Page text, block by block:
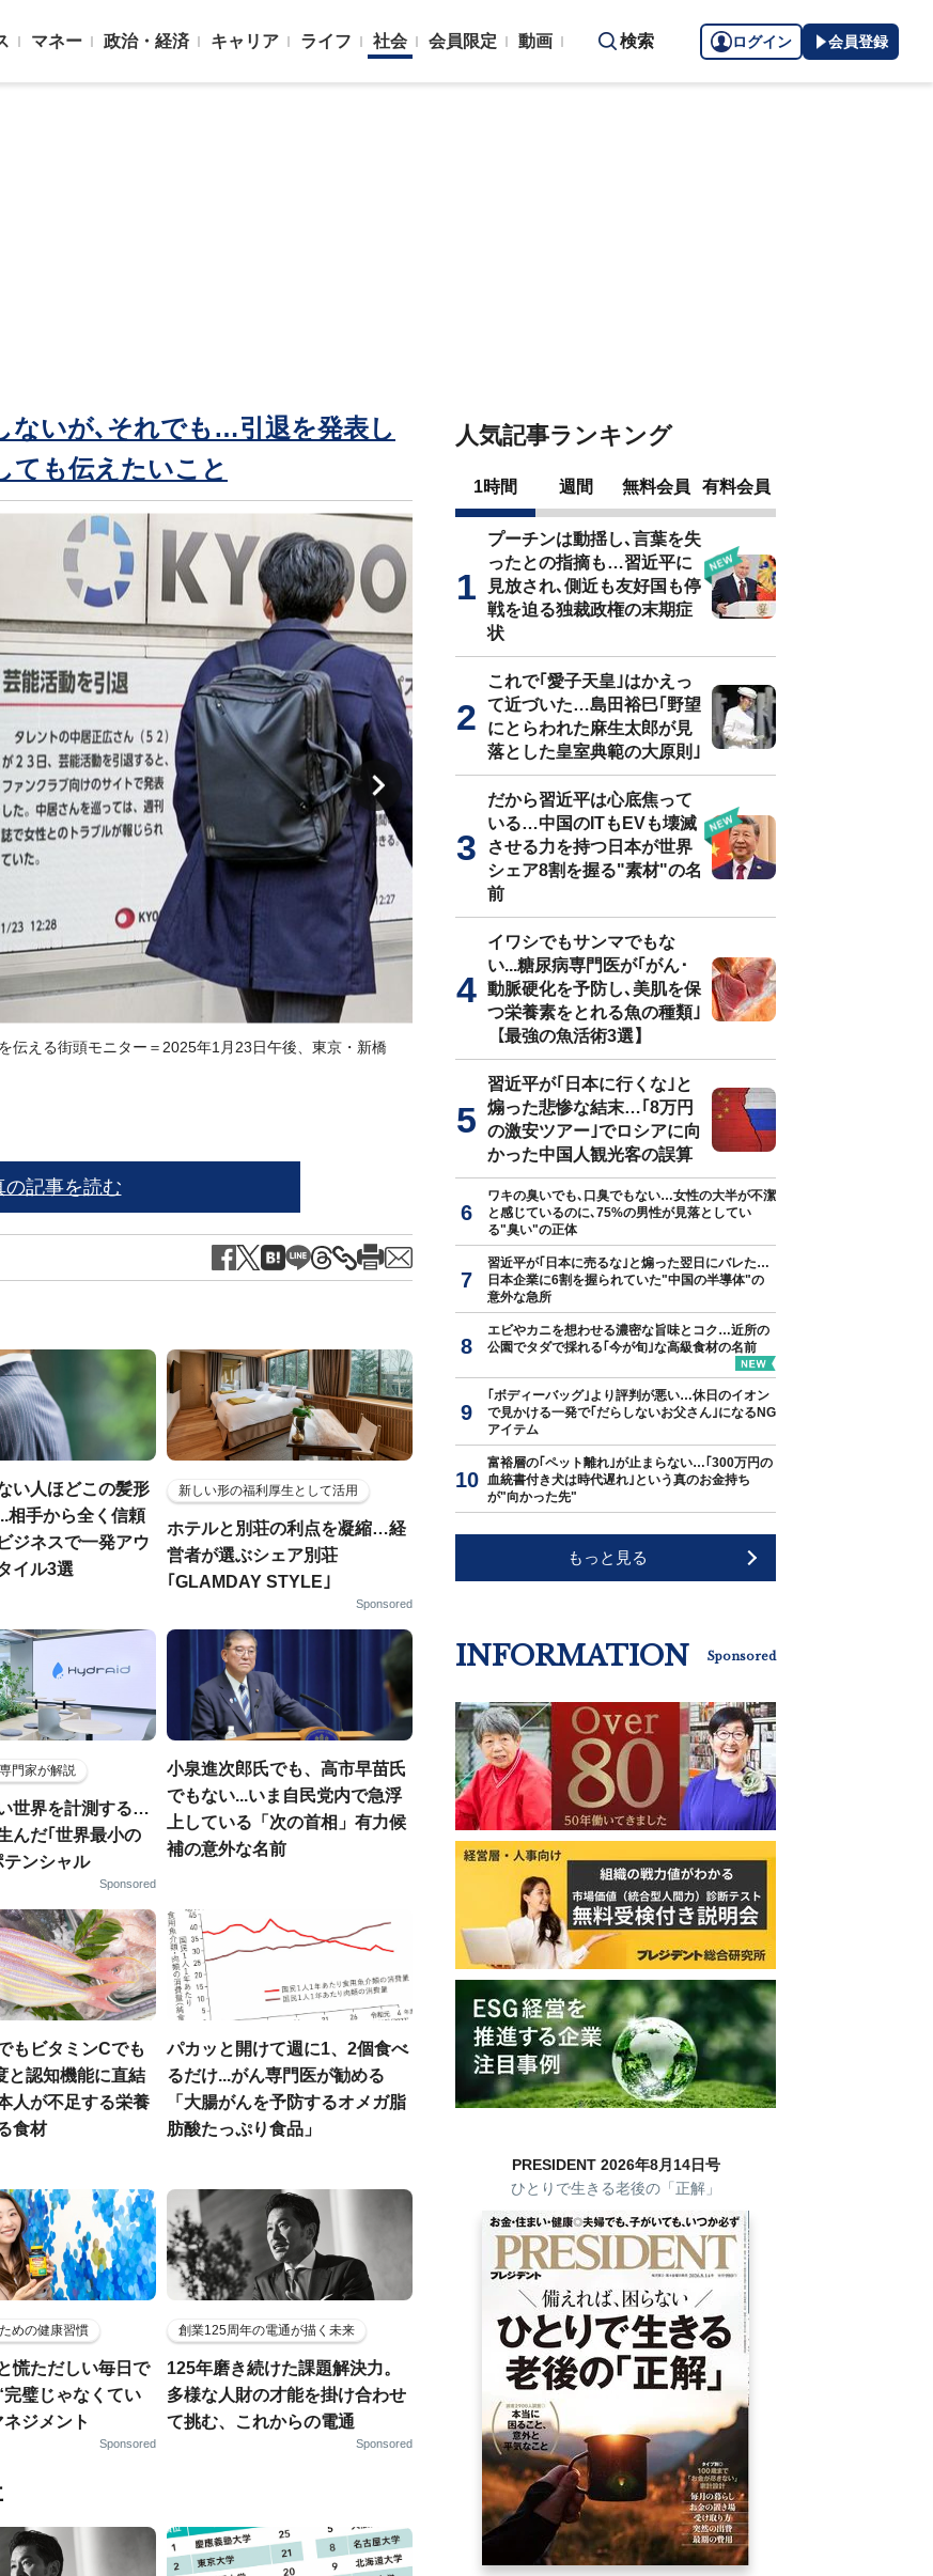
マネー 政治・経済 キャリア ライフ 社会 会員限定 動画 検索 ログイン 会員登録
ないが､それでも…引退を発表し
ても伝えたいこと
伝える街頭モニター＝2025年1月23日午後、東京・新橋 ※写真はイメージです
の記事を読む
い人ほどこの髪形
相手から全く信頼
ジネスで一発アウ
イル3選
新しい形の福利厚生として活用
ホテルと別荘の利点を凝縮…経
営者が選ぶシェア別荘
｢GLAMDAY STYLE｣
Sponsored
門家が解説
世界を計測する…
んだ｢世界最小の
テンシャル
Sponsored
小泉進次郎氏でも、高市早苗氏
でもない...いま自民党内で急浮
上している「次の首相」有力候
補の意外な名前
もビタミンCでも
と認知機能に直結
人が不足する栄養
食材
パカッと開けて週に1、2個食べ
るだけ...がん専門医が勧める
「大腸がんを予防するオメガ脂
肪酸たっぷり食品」
めの健康習慣
慌ただしい毎日で
完璧じゃなくてい
ジメント
Sponsored
創業125周年の電通が描く未来
125年磨き続けた課題解決力。
多様な人財の才能を掛け合わせ
て挑む、これからの電通
Sponsored
人気記事ランキング
1時間 週間 無料会員 有料会員
プーチンは動揺し､言葉を失
ったとの指摘も…習近平に
見放され､側近も友好国も停
戦を迫る独裁政権の末期症
状
これで｢愛子天皇｣はかえっ
て近づいた…島田裕巳｢野望
にとらわれた麻生太郎が見
落とした皇室典範の大原則｣
だから習近平は心底焦って
いる…中国のITもEVも壊滅
させる力を持つ日本が世界
シェア8割を握る"素材"の名
前
イワシでもサンマでもな
い...糖尿病専門医が｢がん･
動脈硬化を予防し､美肌を保
つ栄養素をとれる魚の種類｣
【最強の魚活術3選】
習近平が｢日本に行くな｣と
煽った悲惨な結末…｢8万円
の激安ツアー｣でロシアに向
かった中国人観光客の誤算
ワキの臭いでも､口臭でもない…女性の大半が不潔
と感じているのに､75%の男性が見落としてい
る"臭い"の正体
習近平が｢日本に売るな｣と煽った翌日にバレた…
日本企業に6割を握られていた"中国の半導体"の
意外な急所
エビやカニを想わせる濃密な旨味とコク…近所の
公園でタダで採れる｢今が旬｣な高級食材の名前
｢ボディーバッグ｣より評判が悪い…休日のイオン
で見かける一発で｢だらしないお父さん｣になるNG
アイテム
富裕層の｢ペット離れ｣が止まらない…｢300万円の
血統書付き犬は時代遅れ｣という真のお金持ち
が"向かった先"
もっと見る
INFORMATION Sponsored
PRESIDENT 2026年8月14日号
ひとりで生きる老後の「正解」